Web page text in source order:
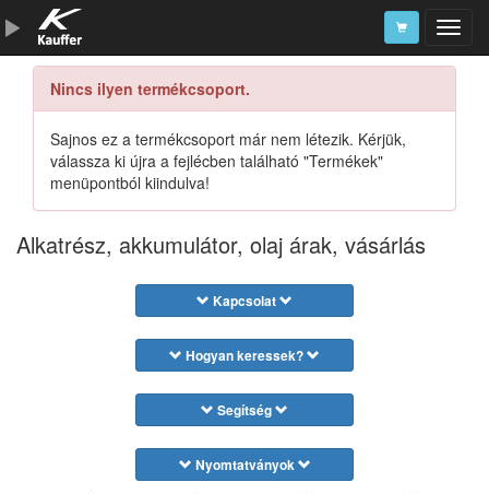
Szerszámkatalógus
Kosár
Alkatrészek
Nincs ilyen termékcsoport.
Sajnos ez a termékcsoport már nem létezik. Kérjük,
válassza ki újra a fejlécben található "Termékek"
menüpontból kiindulva!
Alkatrész, akkumulátor, olaj árak, vásárlás
Kapcsolat
Hogyan keressek?
Segítség
Nyomtatványok